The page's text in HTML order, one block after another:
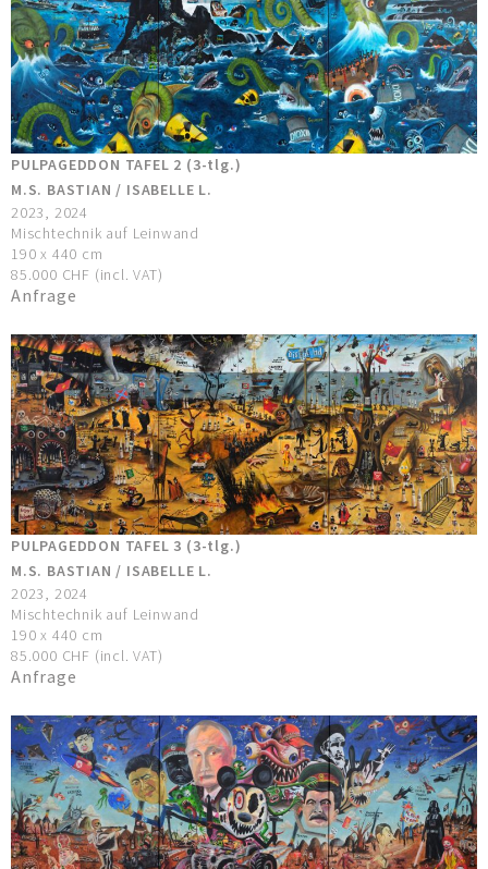
PULPAGEDDON TAFEL 2 (3-tlg.)
M.S. BASTIAN / ISABELLE L.
2023, 2024
Mischtechnik auf Leinwand
190 x 440 cm
85.000 CHF (incl. VAT)
Anfrage
PULPAGEDDON TAFEL 3 (3-tlg.)
M.S. BASTIAN / ISABELLE L.
2023, 2024
Mischtechnik auf Leinwand
190 x 440 cm
85.000 CHF (incl. VAT)
Anfrage